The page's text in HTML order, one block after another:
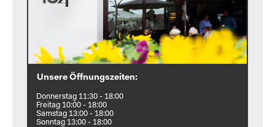
Unsere Öffnungszeiten:
Donnerstag 11:30 - 18:00
Freitag 10:00 - 18:00
Samstag 13:00 - 18:00
Sonntag 13:00 - 18:00